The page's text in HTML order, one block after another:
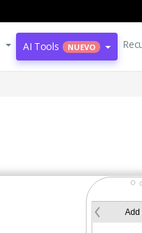
AI Tools NUEVO